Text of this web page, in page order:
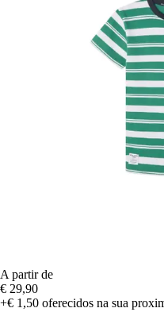
A partir de
€ 29,90
+€ 1,50 oferecidos na sua